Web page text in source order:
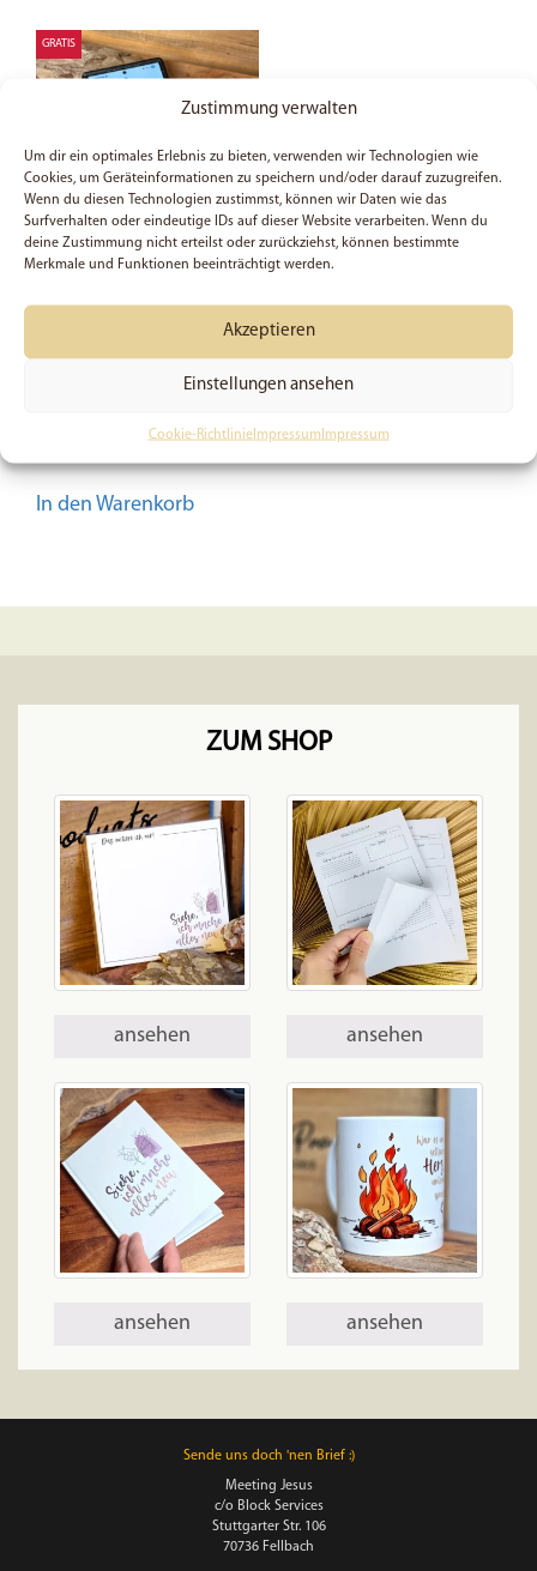
Zustimmung verwalten
Um dir ein optimales Erlebnis zu bieten, verwenden wir Technologien wie
Cookies, um Geräteinformationen zu speichern und/oder darauf zuzugreifen.
Wenn du diesen Technologien zustimmst, können wir Daten wie das
Surfverhalten oder eindeutige IDs auf dieser Website verarbeiten. Wenn du
deine Zustimmung nicht erteilst oder zurückziehst, können bestimmte
Merkmale und Funktionen beeinträchtigt werden.
Akzeptieren
Einstellungen ansehen
Cookie-RichtlinieImpressum Impressum
GRATIS
Kostenloser Wallpaper |
Siehe ich mache alles
neu | Smartphone |
Bibelvers | Christlich |
In den Warenkorb
ZUM SHOP
ansehen ansehen
ansehen ansehen
Sende uns doch 'nen Brief :)
Meeting Jesus
c/o Block Services
Stuttgarter Str. 106
70736 Fellbach